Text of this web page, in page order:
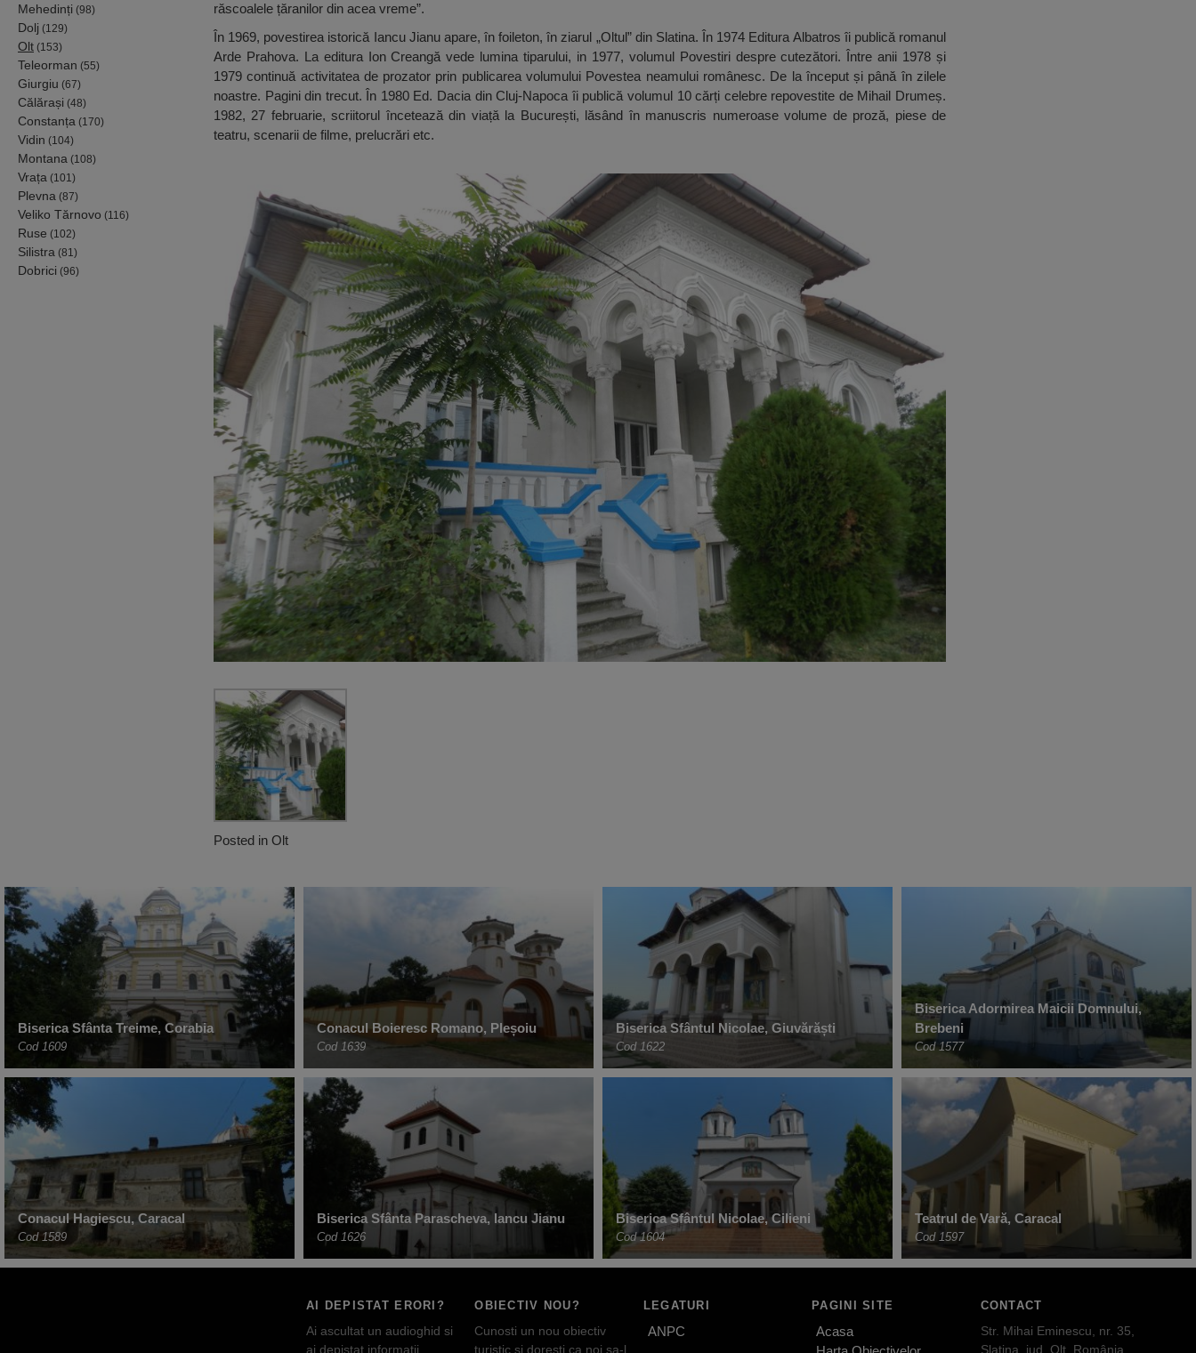
Mehedinți (98)
Dolj (129)
Olt (153)
Teleorman (55)
Giurgiu (67)
Călărași (48)
Constanța (170)
Vidin (104)
Montana (108)
Vrața (101)
Plevna (87)
Veliko Tărnovo (116)
Ruse (102)
Silistra (81)
Dobrici (96)
răscoalele țăranilor din acea vreme”.
În 1969, povestirea istorică Iancu Jianu apare, în foileton, în ziarul „Oltul” din Slatina. În 1974 Editura Albatros îi publică romanul
Arde Prahova. La editura Ion Creangă vede lumina tiparului, in 1977, volumul Povestiri despre cutezători. Între anii 1978 și
1979 continuă activitatea de prozator prin publicarea volumului Povestea neamului românesc. De la început și până în zilele
noastre. Pagini din trecut. În 1980 Ed. Dacia din Cluj-Napoca îi publică volumul 10 cărți celebre repovestite de Mihail Drumeș.
1982, 27 februarie, scriitorul încetează din viață la București, lăsând în manuscris numeroase volume de proză, piese de
teatru, scenarii de filme, prelucrări etc.
Posted in Olt
Biserica Sfânta Treime, Corabia
Cod 1609
Conacul Boieresc Romano, Pleșoiu
Cod 1639
Biserica Sfântul Nicolae, Giuvărăști
Cod 1622
Biserica Adormirea Maicii Domnului,
Brebeni
Cod 1577
Conacul Hagiescu, Caracal
Cod 1589
Biserica Sfânta Parascheva, Iancu Jianu
Cod 1626
Biserica Sfântul Nicolae, Cilieni
Cod 1604
Teatrul de Vară, Caracal
Cod 1597
AI DEPISTAT ERORI?
Ai ascultat un audioghid si
ai depistat informatii
OBIECTIV NOU?
Cunosti un nou obiectiv
turistic si doresti ca noi sa-l
LEGATURI
ANPC
PAGINI SITE
Acasa
CONTACT
Str. Mihai Eminescu, nr. 35,
Slatina, jud. Olt, România